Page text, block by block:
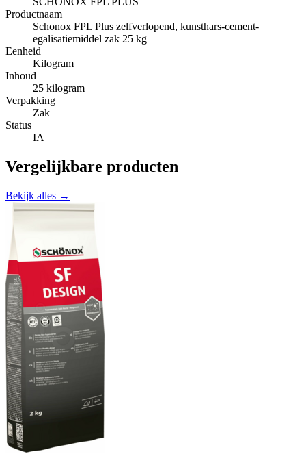
Productnaam
Schonox FPL Plus zelfverlopend, kunsthars-cement-
egalisatiemiddel zak 25 kg
Eenheid
Kilogram
Inhoud
25 kilogram
Verpakking
Zak
Status
IA
Vergelijkbare producten
Bekijk alles →